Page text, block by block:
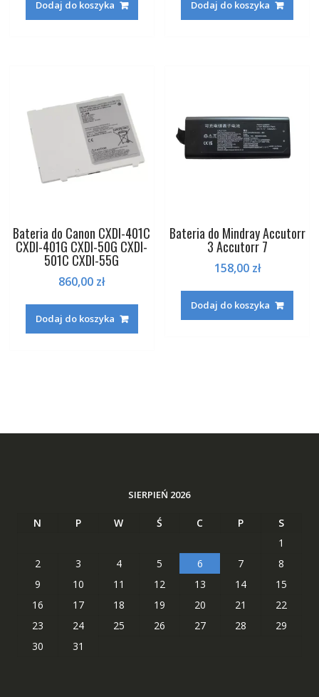
Dodaj do koszyka Dodaj do koszyka
Bateria do Canon CXDI-401C
CXDI-401G CXDI-50G CXDI-
501C CXDI-55G
860,00 zł
Dodaj do koszyka
Bateria do Mindray Accutorr
3 Accutorr 7
158,00 zł
Dodaj do koszyka
SIERPIEŃ 2026
N P W Ś C P
S
1
2
3 4 5 6 7
8
9
10 11 12 13 14
15
16
17 18 19 20 21
22
23
24 25 26 27 28
29
30
31